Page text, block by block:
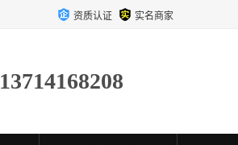
资质认证 实名商家
13714168208